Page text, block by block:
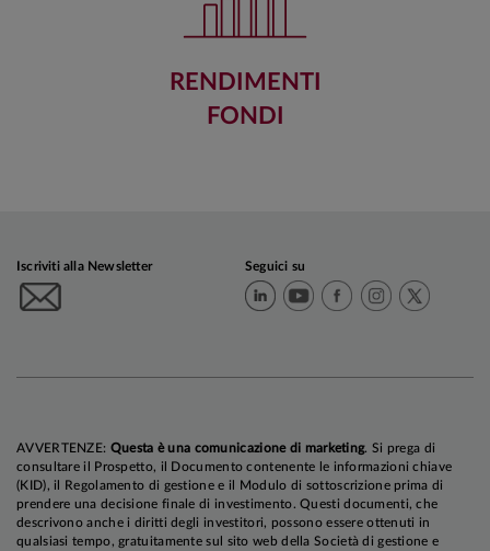
RENDIMENTI
FONDI
Iscriviti alla Newsletter Seguici su
AVVERTENZE: Questa è una comunicazione di marketing. Si prega di
consultare il Prospetto, il Documento contenente le informazioni chiave
(KID), il Regolamento di gestione e il Modulo di sottoscrizione prima di
prendere una decisione finale di investimento. Questi documenti, che
descrivono anche i diritti degli investitori, possono essere ottenuti in
qualsiasi tempo, gratuitamente sul sito web della Società di gestione e